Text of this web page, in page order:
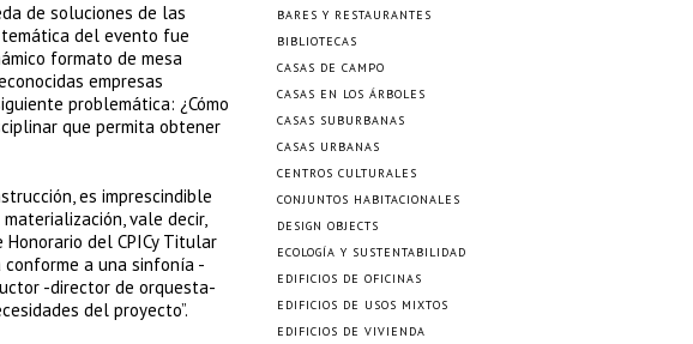
de soluciones de las
del evento fue
formato de mesa
empresas
problemática: ¿Cómo
que permita obtener
es imprescindible
vale decir,
del CPICy Titular
conforme a una sinfonía -
-director de orquesta-
del proyecto”.
BARES Y RESTAURANTES
BIBLIOTECAS
CASAS DE CAMPO
CASAS EN LOS ÁRBOLES
CASAS SUBURBANAS
CASAS URBANAS
CENTROS CULTURALES
CONJUNTOS HABITACIONALES
DESIGN OBJECTS
ECOLOGÍA Y SUSTENTABILIDAD
EDIFICIOS DE OFICINAS
EDIFICIOS DE USOS MIXTOS
EDIFICIOS DE VIVIENDA